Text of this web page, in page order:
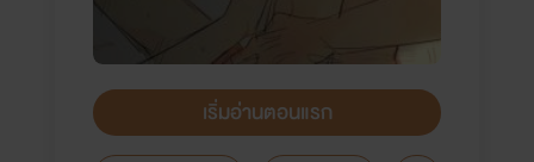
เริ่มอ่านตอนแรก